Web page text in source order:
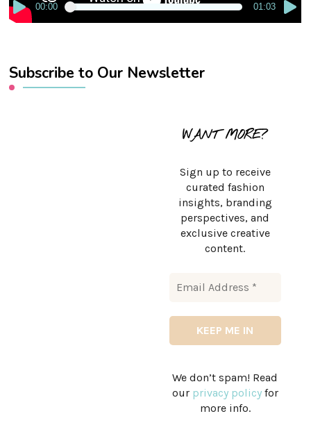
00:00 01:03
Subscribe to Our Newsletter
WANT MORE?
Sign up to receive
curated fashion
insights, branding
perspectives, and
exclusive creative
content.
We don’t spam! Read
our privacy policyfor
more info.